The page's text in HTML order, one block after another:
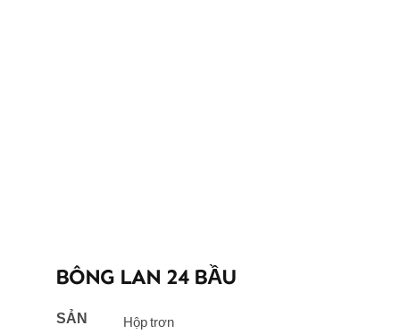
BÔNG LAN 24 BẦU
SẢN
Hộp trơn